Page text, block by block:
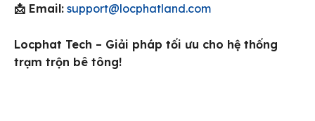
📩 Email: support@locphatland.com
Locphat Tech – Giải pháp tối ưu cho hệ thống
trạm trộn bê tông!